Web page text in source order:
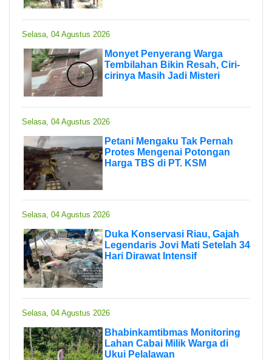
Selasa, 04 Agustus 2026
Monyet Penyerang Warga
Tembilahan Bikin Resah, Ciri-
cirinya Masih Jadi Misteri
Selasa, 04 Agustus 2026
Petani Mengaku Tak Pernah
Protes Mengenai Potongan
Harga TBS di PT. KSM
Selasa, 04 Agustus 2026
Duka Konservasi Riau, Gajah
Legendaris Jovi Mati Setelah 34
Hari Dirawat Intensif
Selasa, 04 Agustus 2026
Bhabinkamtibmas Monitoring
Lahan Cabai Milik Warga di
Ukui Pelalawan